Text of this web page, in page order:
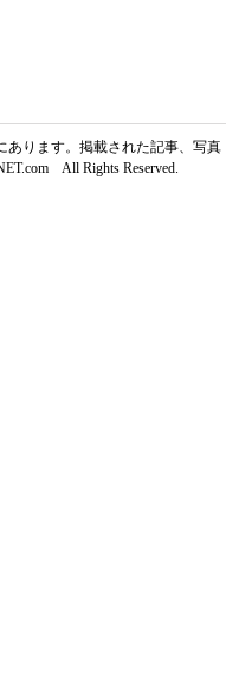
あります。掲載された記事、写真
All Rights Reserved.